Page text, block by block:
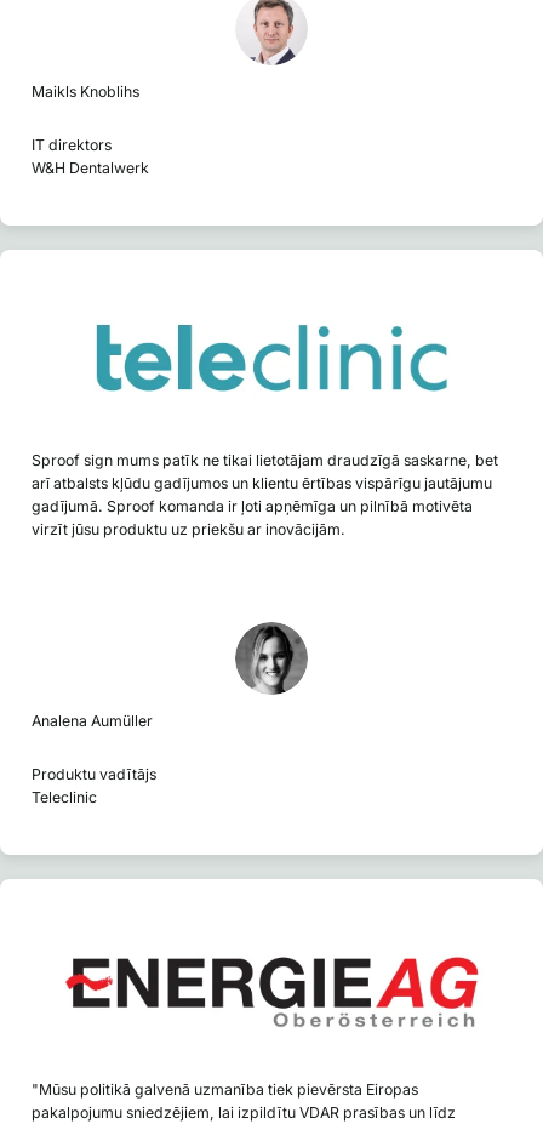
Maikls Knoblihs
IT direktors
W&H Dentalwerk
Sproof sign mums patīk ne tikai lietotājam draudzīgā saskarne, bet
arī atbalsts kļūdu gadījumos un klientu ērtības vispārīgu jautājumu
gadījumā. Sproof komanda ir ļoti apņēmīga un pilnībā motivēta
virzīt jūsu produktu uz priekšu ar inovācijām.
Analena Aumüller
Produktu vadītājs
Teleclinic
"Mūsu politikā galvenā uzmanība tiek pievērsta Eiropas
pakalpojumu sniedzējiem, lai izpildītu VDAR prasības un līdz